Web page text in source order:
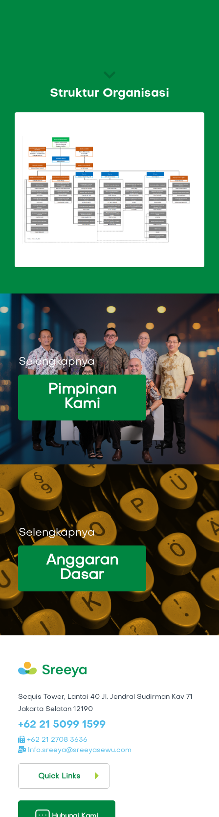
Struktur Organisasi
Selengkapnya
Pimpinan
Kami
Selengkapnya
Anggaran
Dasar
Sequis Tower, Lantai 40 Jl. Jendral Sudirman Kav 71
Jakarta Selatan 12190
+62 21 5099 1599
+62 21 2708 3636
Info.sreeya@sreeyasewu.com
Quick Links